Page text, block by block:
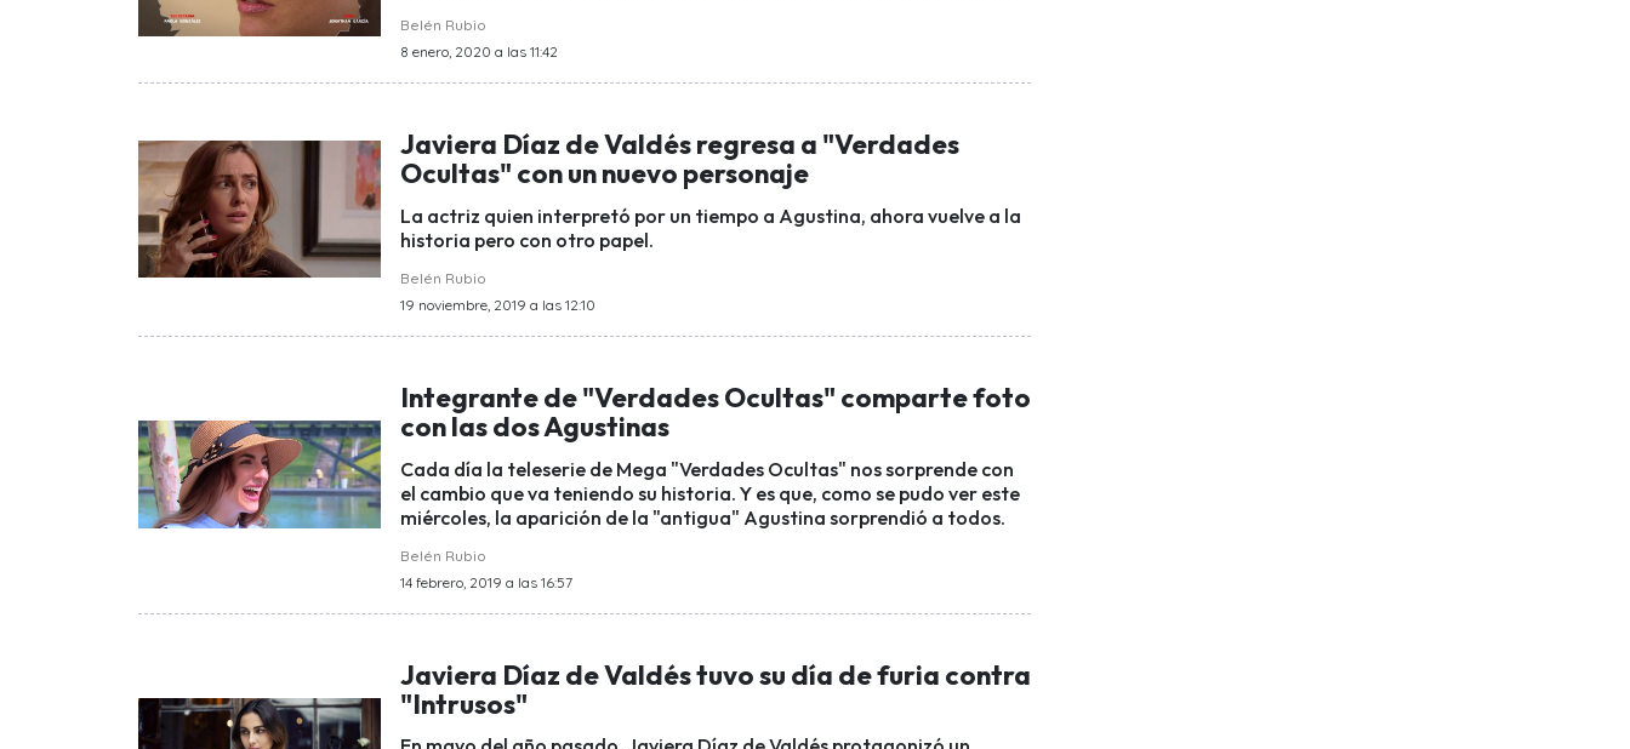
Belén Rubio
8 enero, 2020 a las 11:42
Javiera Díaz de Valdés regresa a "Verdades
Ocultas" con un nuevo personaje
La actriz quien interpretó por un tiempo a Agustina, ahora vuelve a la
historia pero con otro papel.
Belén Rubio
19 noviembre, 2019 a las 12:10
Integrante de "Verdades Ocultas" comparte foto
con las dos Agustinas
Cada día la teleserie de Mega "Verdades Ocultas" nos sorprende con
el cambio que va teniendo su historia. Y es que, como se pudo ver este
miércoles, la aparición de la "antigua" Agustina sorprendió a todos.
Belén Rubio
14 febrero, 2019 a las 16:57
Javiera Díaz de Valdés tuvo su día de furia contra
"Intrusos"